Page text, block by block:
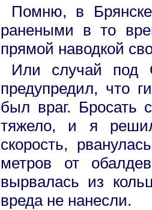
Помню, в
ранеными в то
прямой наводкой
Или случай под
предупредил, что
был враг. Бросать
тяжело, и я
скорость,
метров от
вырвалась из
вреда не нанесли.